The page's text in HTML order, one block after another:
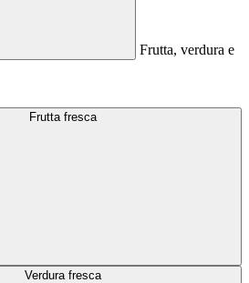
Frutta, verdura e
Frutta fresca
Verdura fresca